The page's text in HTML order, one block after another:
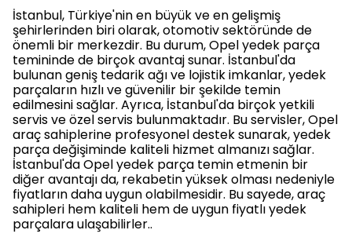
İstanbul, Türkiye'nin en büyük ve en gelişmiş
şehirlerinden biri olarak, otomotiv sektöründe de
önemli bir merkezdir. Bu durum, Opel yedek parça
temininde de birçok avantaj sunar. İstanbul'da
bulunan geniş tedarik ağı ve lojistik imkanlar, yedek
parçaların hızlı ve güvenilir bir şekilde temin
edilmesini sağlar. Ayrıca, İstanbul'da birçok yetkili
servis ve özel servis bulunmaktadır. Bu servisler, Opel
araç sahiplerine profesyonel destek sunarak, yedek
parça değişiminde kaliteli hizmet almanızı sağlar.
İstanbul'da Opel yedek parça temin etmenin bir
diğer avantajı da, rekabetin yüksek olması nedeniyle
fiyatların daha uygun olabilmesidir. Bu sayede, araç
sahipleri hem kaliteli hem de uygun fiyatlı yedek
parçalara ulaşabilirler..